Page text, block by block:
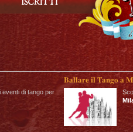
eventi di tango per
Ballare il Tango a